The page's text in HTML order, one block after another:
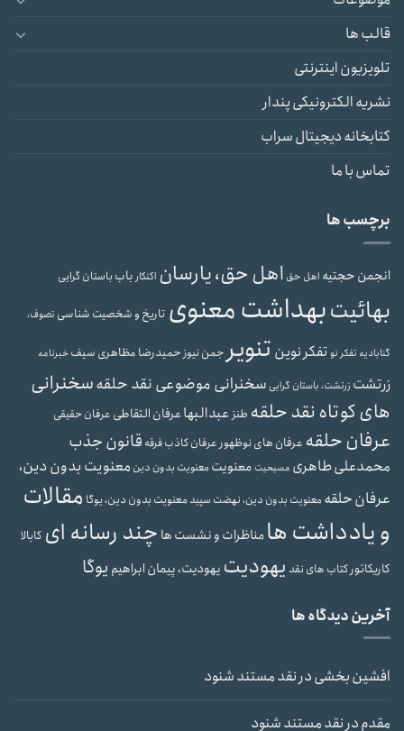
قالب ها
تلویزیون اینترنتی
نشریه الکترونیکی پندار
کتابخانه دیجیتال سراب
تماس با ما
برچسب ها
انجمن حجتیه اهل حق اهل حق، یارسان اکنکارباب باستان گرایی
بهائیتبهداشت معنوی تاریخ و شخصیت شناسی تصوف،
گنابادیه تفکر نوتفکر نوین تنویر جمن نیوز حمیدرضا مظاهری سیفخبرنامه
زرتشت زرتشت، باستان گرایی سخنرانی موضوعی نقد حلقهسخنرانی
های کوتاه نقد حلقه طنز عبدالبهاعرفان التقاطی عرفان حقیقی
عرفان حلقه عرفان های نوظهور عرفان کاذبفرقه قانون جذب
محمدعلی طاهری مسیحیت معنویت معنویت بدون دین معنویت بدون دین،
عرفان حلقه معنویت بدون دین، نهضت سپیدمعنویت بدون دین، یوگا مقالات
و یادداشت هامناظرات و نشست ها چند رسانه ای کابالا
کاریکاتور کتاب های نقد یهودیت یهودیت، پیمان ابراهیم یوگا
آخرین دیدگاه ها
افشین بخشیدرنقد مستند شنود
مقدمدرنقد مستند شنود